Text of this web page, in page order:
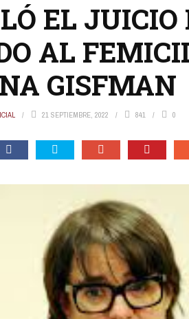
EL JUICIO
AL
GISFMAN
21 SEPTIEMBRE, 2022 841 0